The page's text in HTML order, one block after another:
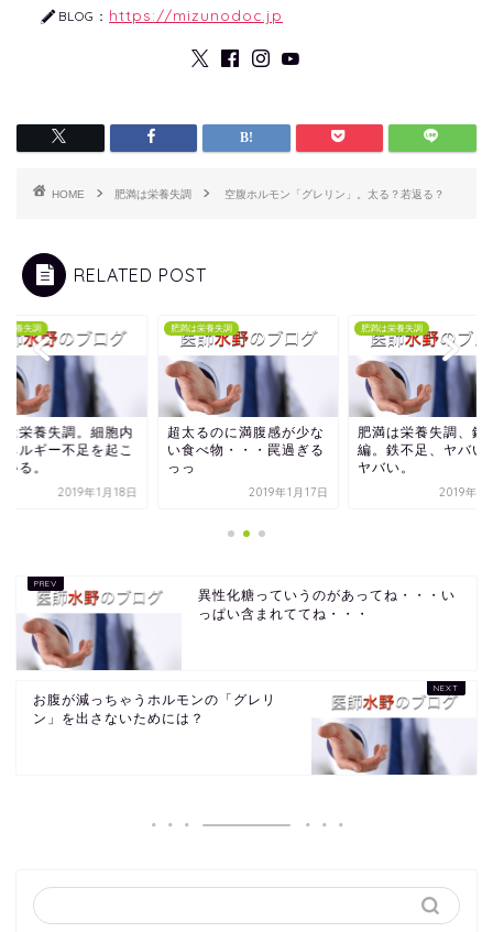
BLOG： https://mizunodoc.jp
HOME 肥満は栄養失調 空腹ホルモン「グレリン」。太る？若返る？
RELATED POST
栄養失調
は栄養失調。細胞内
ネルギー不足を起こ
る。
2019年1月18日
肥満は栄養失調
超太るのに満腹感が少な
い食べ物・・・罠過ぎる
っっ
2019年1月17日
肥満は栄養失調
肥満は栄養失調、鉄
編。鉄不足、ヤバい
ヤバい。
2019年1
異性化糖っていうのがあってね・・・い
っぱい含まれててね・・・
お腹が減っちゃうホルモンの「グレリ
ン」を出さないためには？